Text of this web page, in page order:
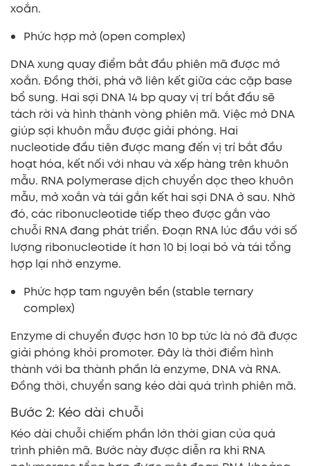
xoắn.
Phức hợp mở (open complex)
DNA xung quay điểm bắt đầu phiên mã được mở
xoắn. Đồng thời, phá vỡ liên kết giữa các cặp base
bổ sung. Hai sợi DNA 14 bp quay vị trí bắt đầu sẽ
tách rời và hình thành vòng phiên mã. Việc mở DNA
giúp sợi khuôn mẫu được giải phóng. Hai
nucleotide đầu tiên được mang đến vị trí bắt đầu
hoạt hóa, kết nối với nhau và xếp hàng trên khuôn
mẫu. RNA polymerase dịch chuyển dọc theo khuôn
mẫu, mở xoắn và tái gắn kết hai sợi DNA ở sau. Nhờ
đó, các ribonucleotide tiếp theo được gắn vào
chuỗi RNA đang phát triển. Đoạn RNA lúc đầu với số
lượng ribonucleotide ít hơn 10 bị loại bỏ và tái tổng
hợp lại nhờ enzyme.
Phức hợp tam nguyên bền (stable ternary
complex)
Enzyme di chuyển được hơn 10 bp tức là nó đã được
giải phóng khỏi promoter. Đây là thời điểm hình
thành với ba thành phần là enzyme, DNA và RNA.
Đồng thời, chuyển sang kéo dài quá trình phiên mã.
Bước 2: Kéo dài chuỗi
Kéo dài chuỗi chiếm phần lớn thời gian của quá
trình phiên mã. Bước này được diễn ra khi RNA